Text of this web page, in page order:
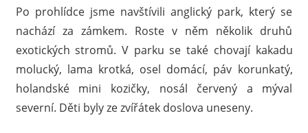
Po prohlídce jsme navštívili anglický park, který se
nachází za zámkem. Roste v něm několik druhů
exotických stromů. V parku se také chovají kakadu
molucký, lama krotká, osel domácí, páv korunkatý,
holandské mini kozičky, nosál červený a mýval
severní. Děti byly ze zvířátek doslova uneseny.